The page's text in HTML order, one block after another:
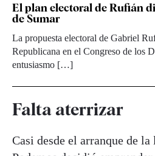
El plan electoral de Rufián
de Sumar
La propuesta electoral de Gabriel
Republicana en el Congreso de los
entusiasmo […]
Falta aterrizar
Casi desde el arranque de